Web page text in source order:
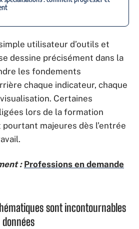
utilisateur d’outils et
dessine précisément dans la
les fondements
chaque indicateur, chaque
Certaines
lors de la formation
majeures dès l’entrée
: Professions en demande
sont incontournables
données